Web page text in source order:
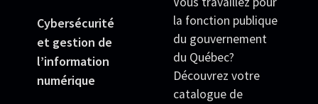
Cybersécurité
et gestion de
l’information
numérique
la fonction publique
du gouvernement
du Québec?
Découvrez votre
catalogue de